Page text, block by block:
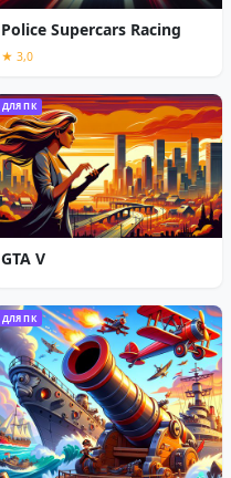
Police Supercars Racing
★ 3,0
ДЛЯ ПК
GTA V
ДЛЯ ПК